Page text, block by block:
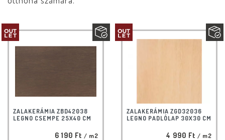
ZALAKERÁMIA ZBD42038
LEGNO CSEMPE 25X40 CM
6 190 Ft / m2
ZALAKERÁMIA ZGD32036
LEGNO PADLÓLAP 30X30 CM
4 990 Ft / m2